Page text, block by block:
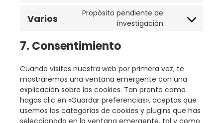
Varios
Propósito pendiente de
investigación
7. Consentimiento
Cuando visites nuestra web por primera vez, te
mostraremos una ventana emergente con una
explicación sobre las cookies. Tan pronto como
hagas clic en «Guardar preferencias», aceptas que
usemos las categorías de cookies y plugins que has